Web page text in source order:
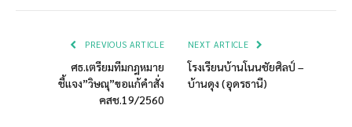
PREVIOUS ARTICLE
ศธ.เตรียมทีมกฎหมาย
ชี้แจง”วิษณุ”ขอแก้คำสั่ง
คสช.19/2560
NEXT ARTICLE
โรงเรียนบ้านโนนชัยศิลป์ –
บ้านดุง (อุดรธานี)